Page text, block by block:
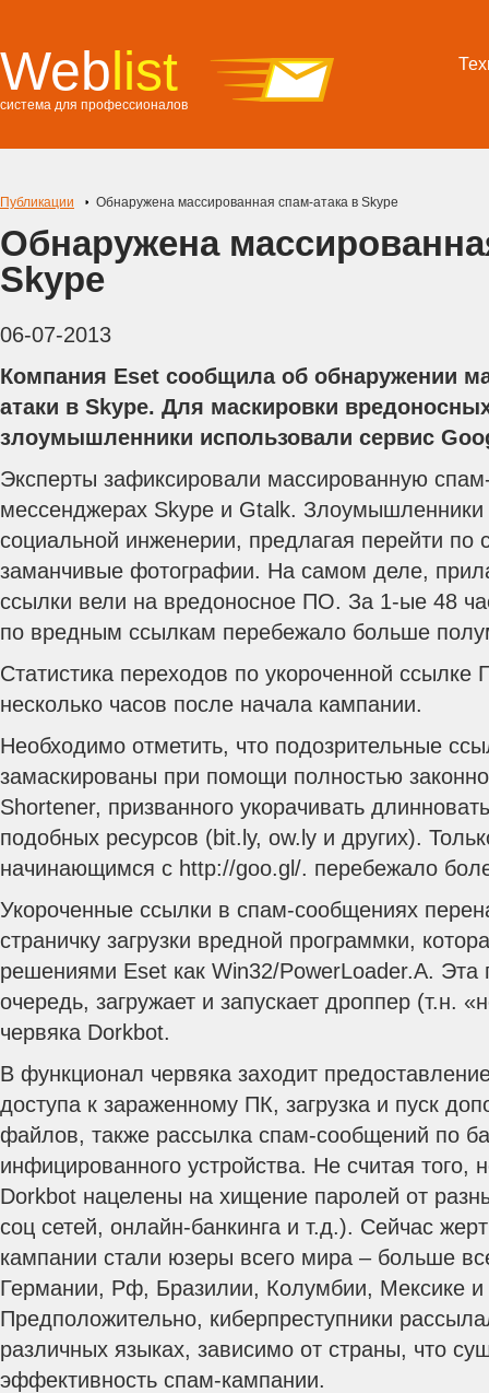
Weblist
система для профессионалов
Публикации Обнаружена массированная спам-атака в Skype
Обнаружена
Skype
06-07-2013
Компания Eset сообщила об обнаружении
атаки в Skype. Для маскировки
злоумышленники использовали сервис
Эксперты зафиксировали массированную
мессенджерах Skype и Gtalk.
социальной инженерии, предлагая перейти по
заманчивые фотографии. На самом деле,
ссылки вели на вредоносное ПО. За 1-ые 48
по вредным ссылкам перебежало больше
Статистика переходов по укороченной ссылке
несколько часов после начала кампании.
Необходимо отметить, что подозрительные
замаскированы при помощи полностью
Shortener, призванного укорачивать
подобных ресурсов (bit.ly, ow.ly и других).
начинающимся с http://goo.gl/. перебежало
Укороченные ссылки в спам-сообщениях
страничку загрузки вредной программки,
решениями Eset как Win32/PowerLoader.A. Эта
очередь, загружает и запускает дроппер (т.н.
червяка Dorkbot.
В функционал червяка заходит
доступа к зараженному ПК, загрузка и пуск
файлов, также рассылка спам-сообщений по
инфицированного устройства. Не считая того,
Dorkbot нацелены на хищение паролей от
соц сетей, онлайн-банкинга и т.д.). Сейчас
кампании стали юзеры всего мира – больше
Германии, Рф, Бразилии, Колумбии, Мексике
Предположительно, киберпреступники
различных языках, зависимо от страны, что
эффективность спам-кампании.